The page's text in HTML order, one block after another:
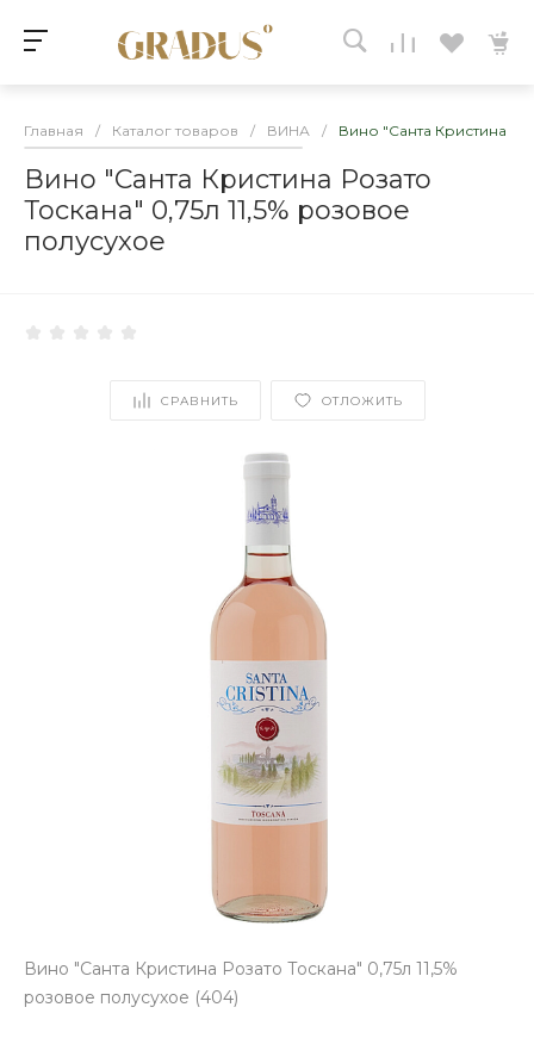
Главная / Каталог товаров / ВИНА / Вино "Санта Кристина
Вино "Санта Кристина Розато
Тоскана" 0,75л 11,5% розовое
полусухое
СРАВНИТЬ ОТЛОЖИТЬ
Вино "Санта Кристина Розато Тоскана" 0,75л 11,5%
розовое полусухое (404)